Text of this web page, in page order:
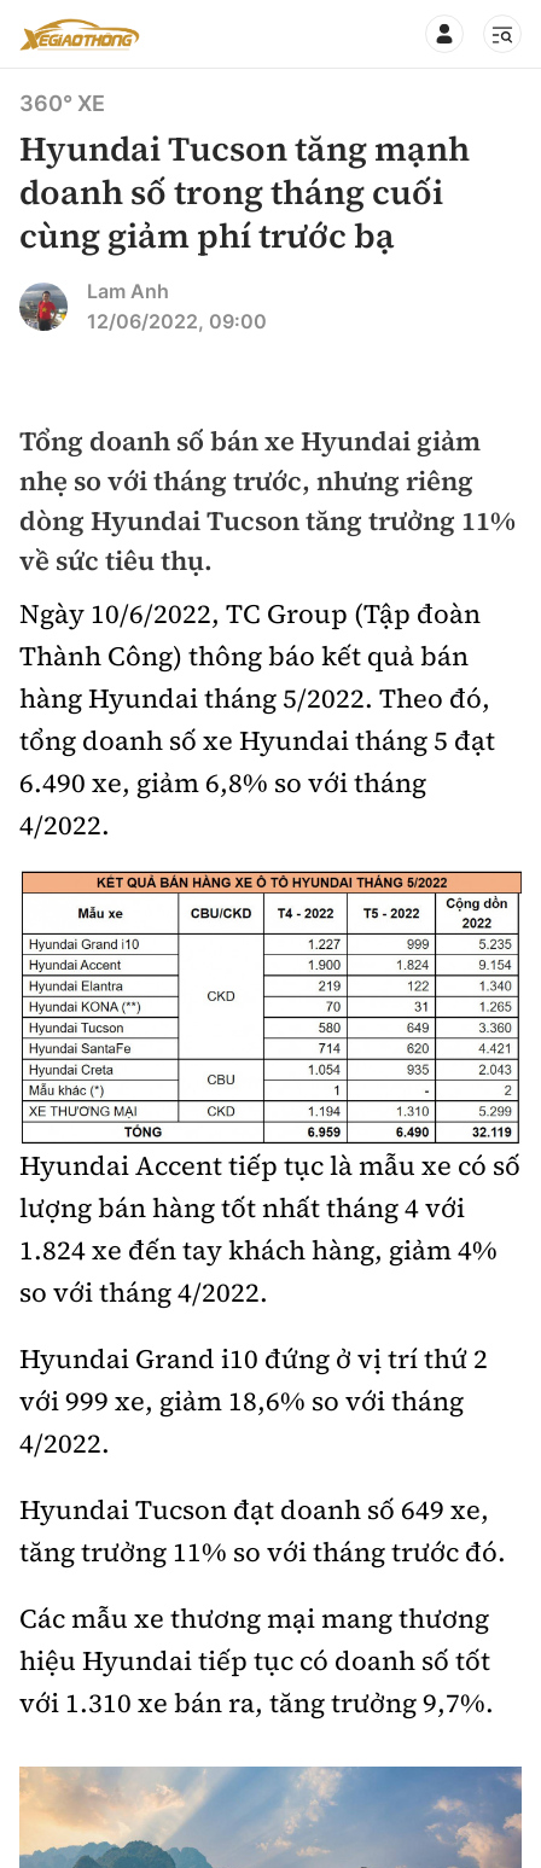
CHUYÊN MỤC QUAY LẠI BÁO XÂY DỰNG
360° xe
Chính sách
Góc nhìn
Tâm điểm
Xe chuyên dụng
Xe máy
Đánh giá xe
Đánh giá xe mới
So sánh
Lái mới
Tư vấn sử dụng
Chọn xe
Lái xe an toàn
Bảo hiểm xe
Sản phẩm bảo hiểm
Bồi thường bảo hiểm
Xe xanh
Video
Review xe
Giới thiệu xe
Tư vấn
Ảnh
Ô tô
Cơ quan chủ quản: Bộ Xây dựng
Tổng biên tập:Nguyễn Thị Hồng Nga
Trưởng ban Ô tô - Xe máy:
Nguyễn Tiến Mạnh
Giấy phép số: 03/GP-BC, cấp ngày 22/4/2025
Chuyên trang của Báo Xây dựng
Tòa soạn: Số 2 Nguyễn Công Hoan, phường Giảng Võ,
Hotline: 0967 376 459;
Email:bandoc@baoxaydung.vn
Thông tin tòa soạn
360° XE
Hyundai Tucson tăng mạnh
doanh số trong tháng cuối
cùng giảm phí trước bạ
Lam Anh
12/06/2022, 09:00
Tổng doanh số bán xe Hyundai giảm
nhẹ so với tháng trước, nhưng riêng
dòng Hyundai Tucson tăng trưởng 11%
về sức tiêu thụ.
Ngày 10/6/2022, TC Group (Tập đoàn
Thành Công) thông báo kết quả bán
hàng Hyundai tháng 5/2022. Theo đó,
tổng doanh số xe Hyundai tháng 5 đạt
6.490 xe, giảm 6,8% so với tháng
4/2022.
Hyundai Accent tiếp tục là mẫu xe có số
lượng bán hàng tốt nhất tháng 4 với
1.824 xe đến tay khách hàng, giảm 4%
so với tháng 4/2022.
Hyundai Grand i10 đứng ở vị trí thứ 2
với 999 xe, giảm 18,6% so với tháng
4/2022.
Hyundai Tucson đạt doanh số 649 xe,
tăng trưởng 11% so với tháng trước đó.
Các mẫu xe thương mại mang thương
hiệu Hyundai tiếp tục có doanh số tốt
với 1.310 xe bán ra, tăng trưởng 9,7%.